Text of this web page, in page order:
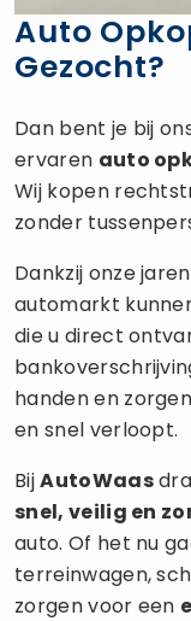
Auto
Gezocht?
Dan bent je bij
ervaren auto
Wij kopen
zonder
Dankzij onze
automarkt
die u direct
handen en
en snel verloopt.
BijAutoWaas
snel, veilig en
auto. Of het nu
terreinwagen,
zorgen voor een